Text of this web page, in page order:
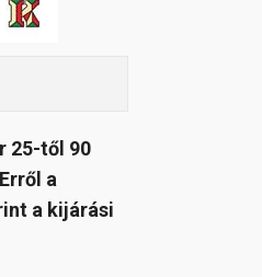
25-től 90
a
a kijárási